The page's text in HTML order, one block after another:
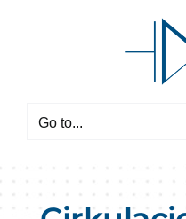
Go to...